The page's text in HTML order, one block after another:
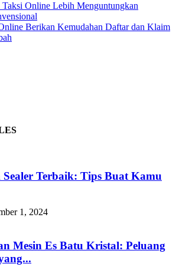
Taksi Online Lebih Menguntungkan
Berikan Kemudahan Daftar dan Klaim
Terbaik: Tips Buat Kamu
1, 2024
Mesin Es Batu Kristal: Peluang